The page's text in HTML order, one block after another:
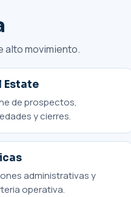
alto movimiento.
Estate
de prospectos,
y cierres.
administrativas y
operativa.